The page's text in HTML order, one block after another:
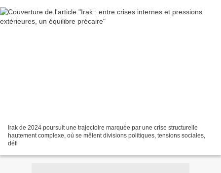
Irak de 2024 poursuit une trajectoire marquée par une crise structurelle
hautement complexe, où se mêlent divisions politiques, tensions sociales,
défi